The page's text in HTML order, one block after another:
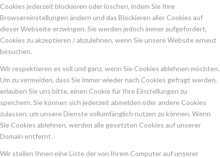
Cookies jederzeit blockieren oder löschen, indem Sie Ihre
Browsereinstellungen ändern und das Blockieren aller Cookies auf
dieser Webseite erzwingen. Sie werden jedoch immer aufgefordert,
Cookies zu akzeptieren / abzulehnen, wenn Sie unsere Website erneut
besuchen.
Wir respektieren es voll und ganz, wenn Sie Cookies ablehnen möchten.
Um zu vermeiden, dass Sie immer wieder nach Cookies gefragt werden,
erlauben Sie uns bitte, einen Cookie für Ihre Einstellungen zu
speichern. Sie können sich jederzeit abmelden oder andere Cookies
zulassen, um unsere Dienste vollumfänglich nutzen zu können. Wenn
Sie Cookies ablehnen, werden alle gesetzten Cookies auf unserer
Domain entfernt.
Wir stellen Ihnen eine Liste der von Ihrem Computer auf unserer